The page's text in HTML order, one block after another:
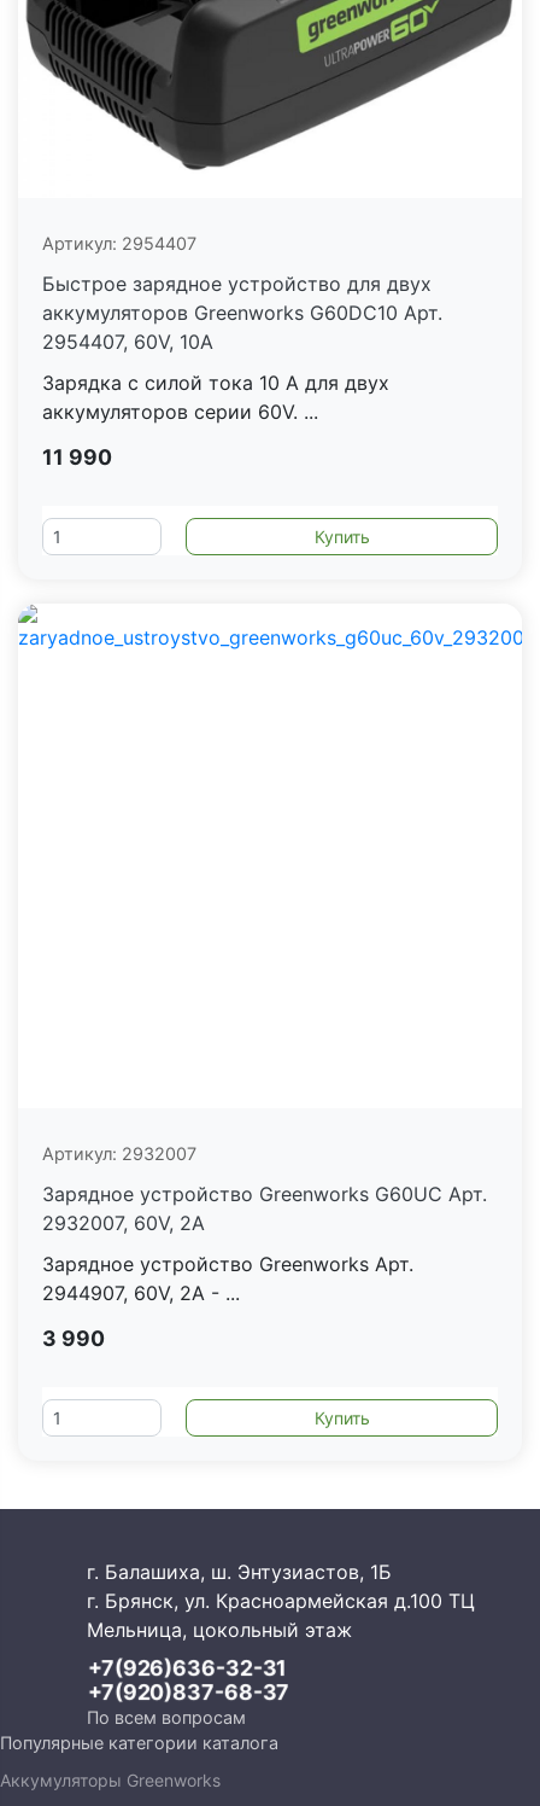
Артикул: 2954407
Быстрое зарядное устройство для двух
аккумуляторов Greenworks G60DC10 Арт.
2954407, 60V, 10А
Зарядка с силой тока 10 А для двух
аккумуляторов серии 60V. ...
11 990
Артикул: 2932007
Зарядное устройство Greenworks G60UC Арт.
2932007, 60V, 2А
Зарядное устройство Greenworks Арт.
2944907, 60V, 2А - ...
3 990
г. Балашиха, ш. Энтузиастов, 1Б
г. Брянск, ул. Красноармейская д.100 ТЦ
Мельница, цокольный этаж
+7(926)636-32-31
+7(920)837-68-37
По всем вопросам
Популярные категории каталога
Аккумуляторы Greenworks